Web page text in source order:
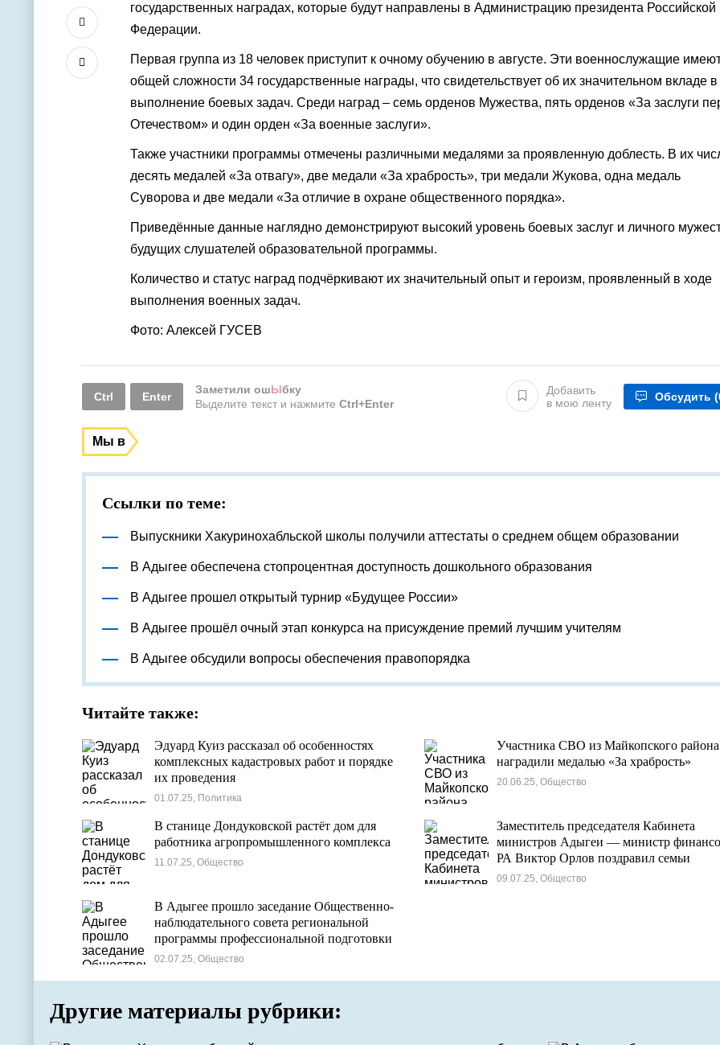
государственных наградах, которые будут направлены в Администрацию президента Российской
Федерации.
Первая группа из 18 человек приступит к очному обучению в августе. Эти военнослужащие
общей сложности 34 государственные награды, что свидетельствует об их значительном вкладе в
выполнение боевых задач. Среди наград – семь орденов Мужества, пять орденов «За заслуги
Отечеством» и один орден «За военные заслуги».
Также участники программы отмечены различными медалями за проявленную доблесть. В их
десять медалей «За отвагу», две медали «За храбрость», три медали Жукова, одна медаль
Суворова и две медали «За отличие в охране общественного порядка».
Приведённые данные наглядно демонстрируют высокий уровень боевых заслуг и личного
будущих слушателей образовательной программы.
Количество и статус наград подчёркивают их значительный опыт и героизм, проявленный в ходе
выполнения военных задач.
Фото: Алексей ГУСЕВ
Ctrl Enter
Заметили ошЫбку
Выделите текст и нажмите Ctrl+Enter
Добавить
в мою ленту
Обсудить
Мы в
Ссылки по теме:
Выпускники Хакуринохабльской школы получили аттестаты о среднем общем образовании
В Адыгее обеспечена стопроцентная доступность дошкольного образования
В Адыгее прошел открытый турнир «Будущее России»
В Адыгее прошёл очный этап конкурса на присуждение премий лучшим учителям
В Адыгее обсудили вопросы обеспечения правопорядка
Читайте также:
Эдуард Куиз рассказал об особенностях
комплексных кадастровых работ и порядке
их проведения
01.07.25, Политика
Участника СВО из Майкопского района
наградили медалью «За храбрость»
20.06.25, Общество
В станице Дондуковской растёт дом для
работника агропромышленного комплекса
11.07.25, Общество
Заместитель председателя Кабинета
министров Адыгеи — министр
РА Виктор Орлов поздравил семьи
участников СВО
09.07.25, Общество
В Адыгее прошло заседание Общественно-
наблюдательного совета региональной
программы профессиональной подготовки
«Герои Адыгеи»
02.07.25, Общество
Другие материалы рубрики: